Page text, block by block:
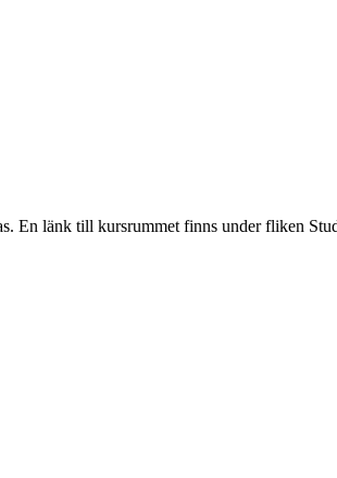
En länk till kursrummet finns under fliken